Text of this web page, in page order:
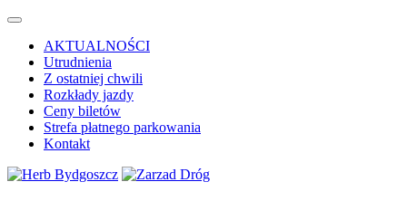
AKTUALNOŚCI
Utrudnienia
Z ostatniej chwili
Rozkłady jazdy
Ceny biletów
Strefa płatnego parkowania
Kontakt